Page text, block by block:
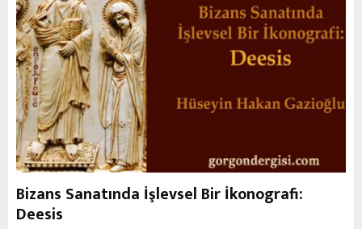
Bizans Sanatında İşlevsel Bir İkonografi:
Deesis